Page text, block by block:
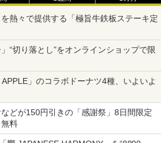
熱々で提供する「極旨牛鉄板ステーキ定
“切り落とし”をオンラインショップで限
」のコラボドーナツ4種、いよいよ
どが150円引きの「感謝祭」8日間限定
料